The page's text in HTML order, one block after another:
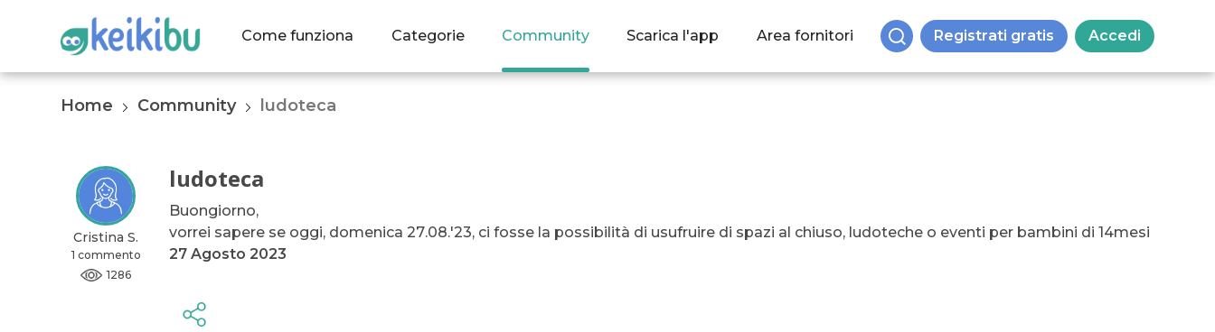
Come funziona Categorie Community Scarica l'app Area fornitori Registrati gratis Accedi
Home Community ludoteca
Cristina S.
1 commento
1286
ludoteca
Buongiorno,
vorrei sapere se oggi, domenica 27.08.'23, ci fosse la possibilità di usufruire di spazi al chiuso, ludoteche o eventi per bambini di 14mesi
27 Agosto 2023